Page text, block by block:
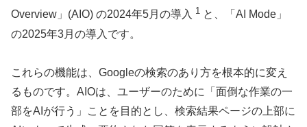
Overview」(AIO) の2024年5月の導入 1 と、「AI Mode」
の2025年3月の導入です。
これらの機能は、Googleの検索のあり方を根本的に変え
るものです。AIOは、ユーザーのために「面倒な作業の一
部をAIが行う」ことを目的とし、検索結果ページの上部に